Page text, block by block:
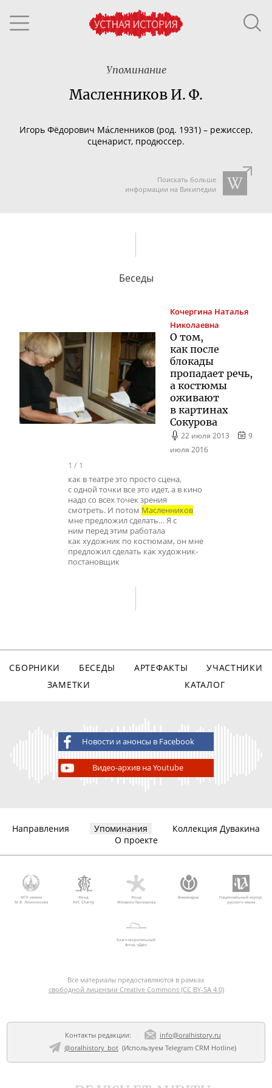
Упоминание
Масленников И. Ф.
Игорь Фёдорович Ма́сленников (род. 1931) – режиссер,
сценарист, продюссер.
Поискать больше
информации на Википедии
Беседы
Кочергина Наталья
Николаевна
О том,
как после
блокады
пропадает речь,
а костюмы
оживают
в картинах
Сокурова
22 июля 2013
9
июля 2016
1 / 1
как в театре это просто сцена,
с одной точки все это идет, а в кино
надо со всех точек зрения
смотреть. И потом Масленников
мне предложил сделать… Я с
ним перед этим работала
как художник по костюмам, он мне
предложил сделать как художник-
постановщик
СБОРНИКИ БЕСЕДЫ АРТЕФАКТЫ
УЧАСТНИКИ
ЗАМЕТКИ
КАТАЛОГ
Новости и анонсы в Facebook
Видео-архив на Youtube
Направления Упоминания
Коллекция Дувакина
О проекте
МГУ имени
М.В. Ломоносова
Фонд
AVC Charity
Фонд
Михаила Прохорова
Викимедиа
Национальный корпус
русского языка
Благотворительный
фонд «Дар»
Все материалы предоставляются в рамках
свободной лицензии Creative Commons (CC BY-SA 4.0)
Контакты редакции:
info@oralhistory.ru
@oralhistory_bot(Используем Telegram CRM Hotline)